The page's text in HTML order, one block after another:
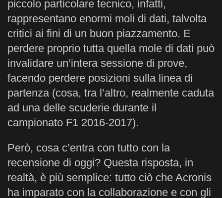
piccolo particolare tecnico, infatti,
rappresentano enormi moli di dati, talvolta
critici ai fini di un buon piazzamento. E
perdere proprio tutta quella mole di dati può
invalidare un’intera sessione di prove,
facendo perdere posizioni sulla linea di
partenza (cosa, tra l’altro, realmente caduta
ad una delle scuderie durante il
campionato F1 2016-2017).
Però, cosa c’entra con tutto con la
recensione di oggi? Questa risposta, in
realtà, è più semplice: tutto ciò che Acronis
ha imparato con la collaborazione e con gli